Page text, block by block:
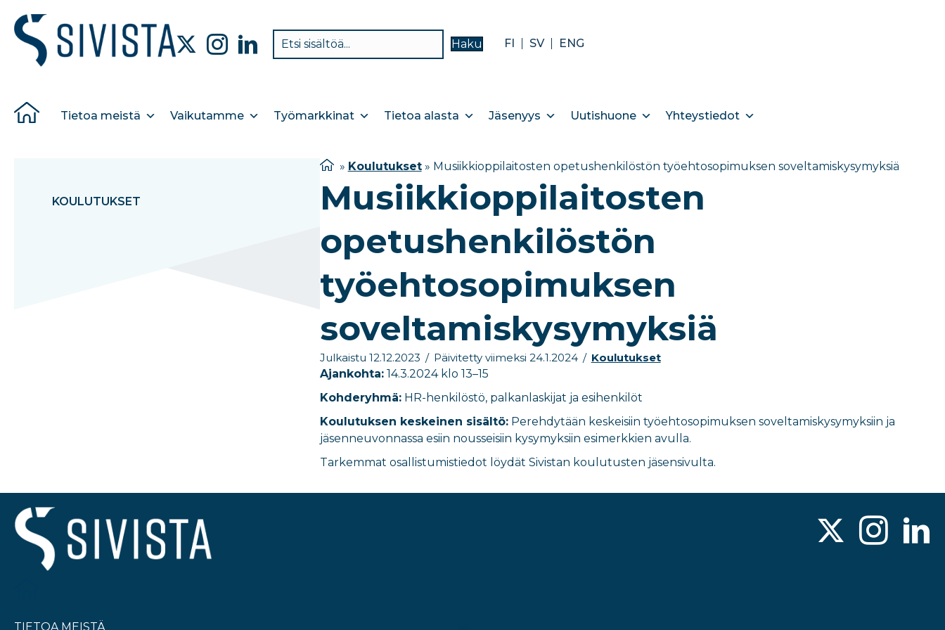
Haku FI SV ENG
Tietoa meistä Vaikutamme Työmarkkinat Tietoa alasta Jäsenyys Uutishuone Yhteystiedot
KOULUTUKSET
» Koulutukset» Musiikkioppilaitosten opetushenkilöstön työehtosopimuksen soveltamiskysymyksiä
Musiikkioppilaitosten
opetushenkilöstön
työehtosopimuksen
soveltamiskysymyksiä
Julkaistu 12.12.2023 / Päivitetty viimeksi 24.1.2024 / Koulutukset
Ajankohta:14.3.2024 klo 13–15
Kohderyhmä:HR-henkilöstö, palkanlaskijat ja esihenkilöt
Koulutuksen keskeinen sisältö:Perehdytään keskeisiin työehtosopimuksen soveltamiskysymyksiin ja
jäsenneuvonnassa esiin nousseisiin kysymyksiin esimerkkien avulla.
Tarkemmat osallistumistiedot löydät Sivistan koulutusten jäsensivulta.
TIETOA MEISTÄ